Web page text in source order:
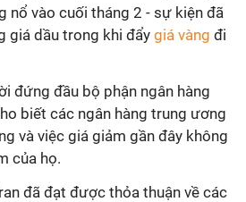
nổ vào cuối tháng 2 - sự kiện đã
giá dầu trong khi đẩy giá vàng đi
đứng đầu bộ phận ngân hàng
biết các ngân hàng trung ương
và việc giá giảm gần đây không
của họ.
đã đạt được thỏa thuận về các